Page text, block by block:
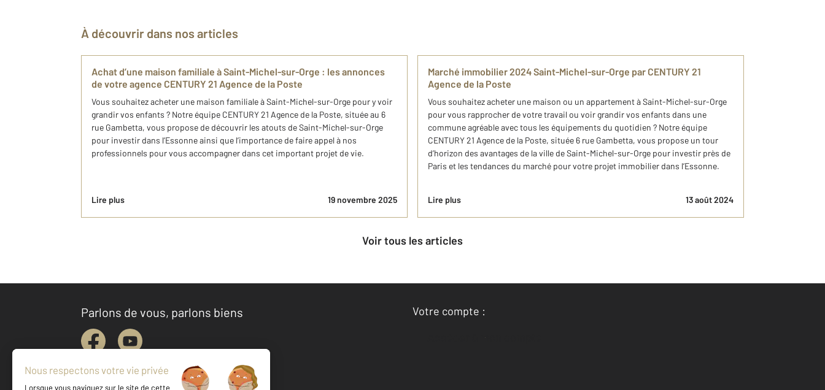
À découvrir dans nos articles
Achat d’une maison familiale à Saint-Michel-sur-Orge : les annonces
de votre agence CENTURY 21 Agence de la Poste
Vous souhaitez acheter une maison familiale à Saint-Michel-sur-Orge pour y voir
grandir vos enfants ? Notre équipe CENTURY 21 Agence de la Poste, située au 6
rue Gambetta, vous propose de découvrir les atouts de Saint-Michel-sur-Orge
pour investir dans l’Essonne ainsi que l’importance de faire appel à nos
professionnels pour vous accompagner dans cet important projet de vie.
Lire plus 19 novembre 2025
Marché immobilier 2024 Saint-Michel-sur-Orge par CENTURY 21
Agence de la Poste
Vous souhaitez acheter une maison ou un appartement à Saint-Michel-sur-Orge
pour vous rapprocher de votre travail ou voir grandir vos enfants dans une
commune agréable avec tous les équipements du quotidien ? Notre équipe
CENTURY 21 Agence de la Poste, située 6 rue Gambetta, vous propose un tour
d’horizon des avantages de la ville de Saint-Michel-sur-Orge pour investir près de
Paris et les tendances du marché pour votre projet immobilier dans l’Essonne.
Lire plus 13 août 2024
Voir tous les articles
Parlons de vous, parlons biens
Votre compte :
Accéder à mon compte